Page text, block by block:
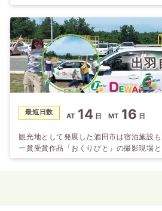
いプライバシー重視のホテルタイプを
童自動車学校は「練習コースが広い」と
メを振舞うイベントも開催しています。
出羽
最短日数 AT 14 日 MT 16 日
観光地として発展した酒田市は宿泊施設
ー賞受賞作品「おくりびと」の撮影現場
れました。 この機会に是非酒田市へお越